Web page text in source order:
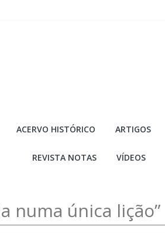
ACERVO HISTÓRICO ARTIGOS
REVISTA NOTAS VÍDEOS
numa única lição”